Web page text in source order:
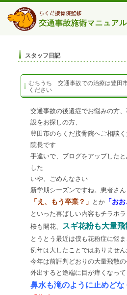
スタッフ日記
むちうち 交通事故での治療は豊田
ください
交通事故の後遺症でお悩みの方
設をお探しの方、
豊田市のらくだ接骨院へご相談く
院長です
手違いで、ブログをアップした
した
いや、ごめんなさい
新学期シーズンですね。患者さ
「え、もう卒業？」 とか 「お
といった喜ばしい内容もチラホ
桜も開花、
スギ花粉も大量飛
とうとう最近は僕も花粉症に悩
例年は大したことではありませ
今年は前評判どおりの大量飛散
外出すると途端に目が痒くなって
鼻水も滝のように止めどな